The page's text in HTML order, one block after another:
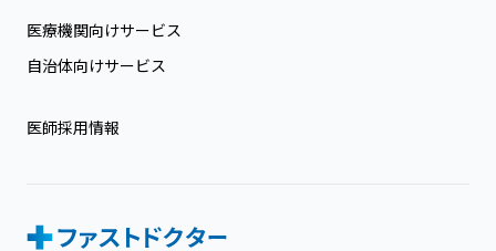
医療機関向けサービス
自治体向けサービス
医師採用情報